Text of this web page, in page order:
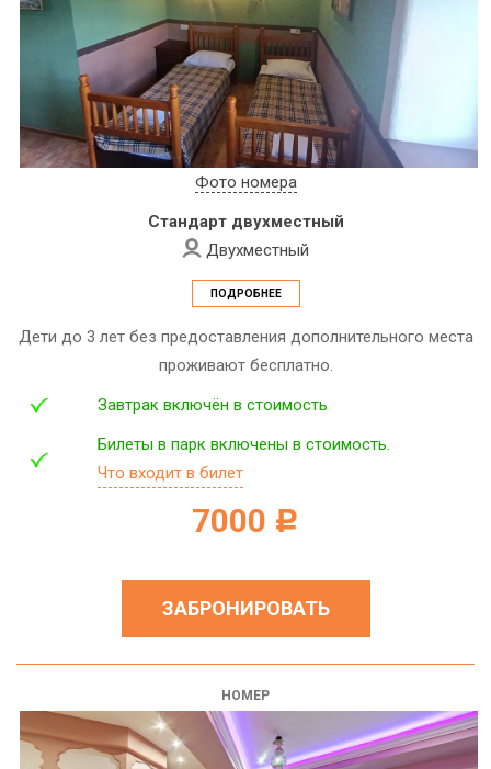
Фото номера
Стандарт двухместный
Двухместный
ПОДРОБНЕЕ
Дети до 3 лет без предоставления дополнительного места
проживают бесплатно.
Завтрак включён в стоимость
Билеты в парк включены в стоимость.
Что входит в билет
7000 c
ЗАБРОНИРОВАТЬ
НОМЕР